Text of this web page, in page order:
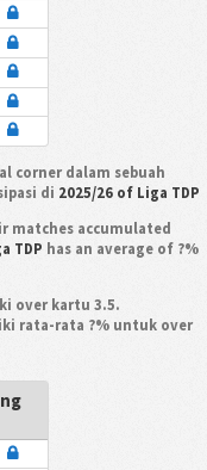
corner dalam sebuah
di 2025/26 of Liga TDP
matches accumulated
TDP has an average of ?%
over kartu 3.5.
rata-rata ?% untuk over